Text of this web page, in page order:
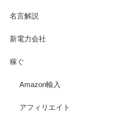
名言解説
新電力会社
稼ぐ
Amazon輸入
アフィリエイト